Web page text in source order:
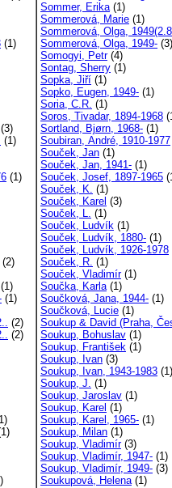
(1)
(3)
(1)
(1)
(2)
(1)
(1)
(2)
(2)
Sommer, Erika(1)
Sommerová, Marie (1)
Sommerová, Olga,
Sommerová, Olga, 1949- (3)
Somogyi, Petr(4)
Sontag, Sherry (1)
Sopka, Jiří (1)
Sopko, Eugen, 1949- (1)
Soria, C.R. (1)
Soros, Tivadar, 1894-1968
Sortland, Bjørn, 1968- (1)
Soubiran, André, 1910-1977
Souček, Jan (1)
Souček, Jan, 1941- (1)
Souček, Josef, 1897-1965
Souček, K. (1)
Souček, Karel (3)
Souček, L. (1)
Souček, Ludvík (1)
Souček, Ludvík, 1880- (1)
Souček, Ludvík, 1926-1978
Souček, R. (1)
Souček, Vladimír(1)
Součka, Karla(1)
Součková, Jana, 1944- (1)
Součková, Lucie (1)
Soukup & David (Praha,
Soukup, Bohuslav (1)
Soukup, František (1)
Soukup, Ivan (3)
Soukup, Ivan, 1943-1983 (1)
Soukup, J. (1)
Soukup, Jaroslav (1)
Soukup, Karel (1)
Soukup, Karel, 1965- (1)
Soukup, Milan (1)
Soukup, Vladimír(3)
Soukup, Vladimír, 1947- (1)
Soukup, Vladimír, 1949- (3)
Soukupová, Helena(1)